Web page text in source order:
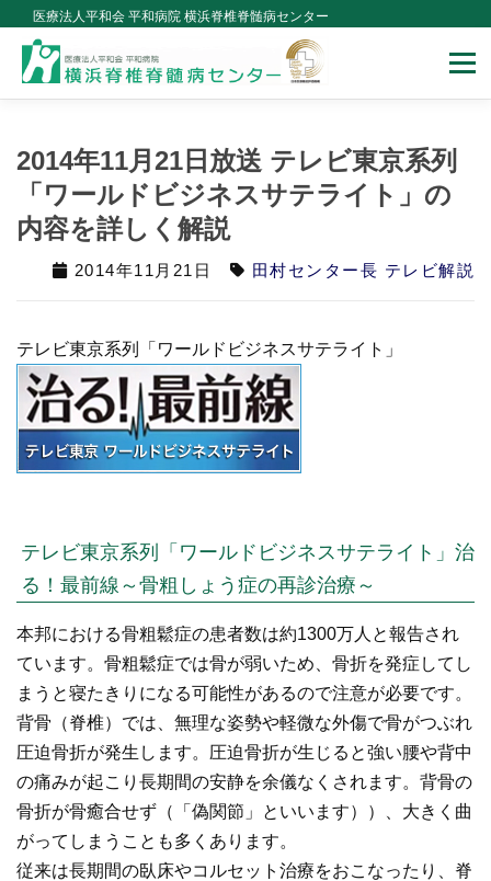
Skip
content
医療法人平和会 平和病院 横浜脊椎脊髄病センター
Menu
医師紹介 メディア紹介
講演会セミナー・学会・論文 ドクターコラム
2014年11月21日放送 テレビ東京系列
「ワールドビジネスサテライト」の
内容を詳しく解説
2014年11月21日 田村センター長 テレビ解説
テレビ東京系列「ワールドビジネスサテライト」
テレビ東京系列「ワールドビジネスサテライト」治
る！最前線～骨粗しょう症の再診治療～
本邦における骨粗鬆症の患者数は約1300万人と報告され
ています。骨粗鬆症では骨が弱いため、骨折を発症してし
まうと寝たきりになる可能性があるので注意が必要です。
背骨（脊椎）では、無理な姿勢や軽微な外傷で骨がつぶれ
圧迫骨折が発生します。圧迫骨折が生じると強い腰や背中
の痛みが起こり長期間の安静を余儀なくされます。背骨の
骨折が骨癒合せず（「偽関節」といいます））、大きく曲
がってしまうことも多くあります。
従来は長期間の臥床やコルセット治療をおこなったり、脊